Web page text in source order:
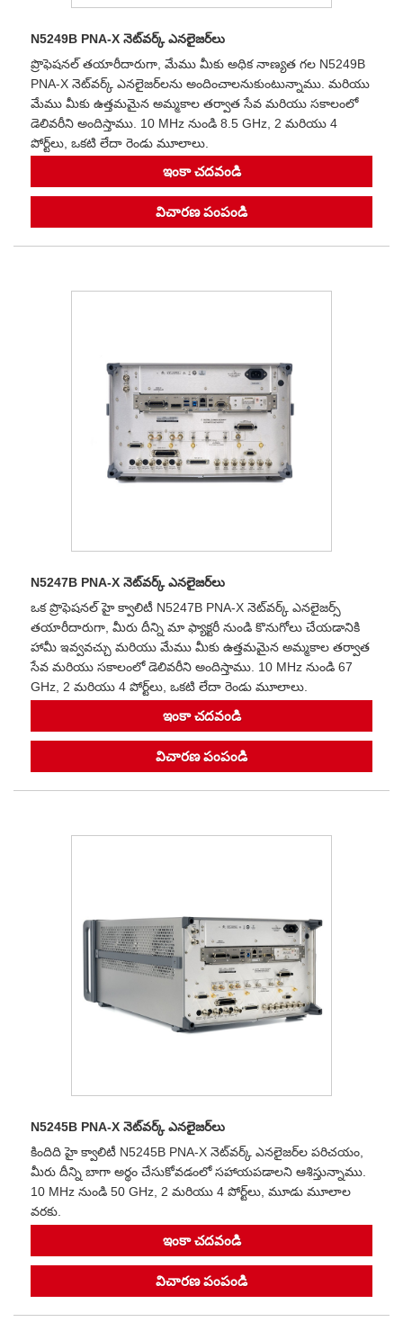
N5249B PNA-X నెట్‌వర్క్ ఎనలైజర్‌లు
ప్రొఫెషనల్ తయారీదారుగా, మేము మీకు అధిక నాణ్యత గల N5249B
PNA-X నెట్‌వర్క్ ఎనలైజర్‌లను అందించాలనుకుంటున్నాము. మరియు
మేము మీకు ఉత్తమమైన అమ్మకాల తర్వాత సేవ మరియు సకాలంలో
డెలివరీని అందిస్తాము. 10 MHz నుండి 8.5 GHz, 2 మరియు 4
పోర్ట్‌లు, ఒకటి లేదా రెండు మూలాలు.
ఇంకా చదవండి
విచారణ పంపండి
N5247B PNA-X నెట్‌వర్క్ ఎనలైజర్‌లు
ఒక ప్రొఫెషనల్ హై క్వాలిటీ N5247B PNA-X నెట్‌వర్క్ ఎనలైజర్స్
తయారీదారుగా, మీరు దీన్ని మా ఫ్యాక్టరీ నుండి కొనుగోలు చేయడానికి
హామీ ఇవ్వవచ్చు మరియు మేము మీకు ఉత్తమమైన అమ్మకాల తర్వాత
సేవ మరియు సకాలంలో డెలివరీని అందిస్తాము. 10 MHz నుండి 67
GHz, 2 మరియు 4 పోర్ట్‌లు, ఒకటి లేదా రెండు మూలాలు.
ఇంకా చదవండి
విచారణ పంపండి
N5245B PNA-X నెట్‌వర్క్ ఎనలైజర్‌లు
కిందిది హై క్వాలిటీ N5245B PNA-X నెట్‌వర్క్ ఎనలైజర్‌ల పరిచయం,
మీరు దీన్ని బాగా అర్థం చేసుకోవడంలో సహాయపడాలని ఆశిస్తున్నాము.
10 MHz నుండి 50 GHz, 2 మరియు 4 పోర్ట్‌లు, మూడు మూలాల
వరకు.
ఇంకా చదవండి
విచారణ పంపండి